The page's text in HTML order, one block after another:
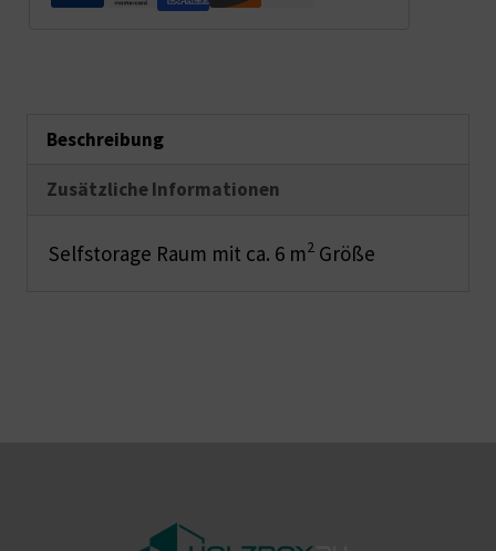
Beschreibung
Zusätzliche Informationen
Selfstorage Raum mit ca. 6 m2 Größe